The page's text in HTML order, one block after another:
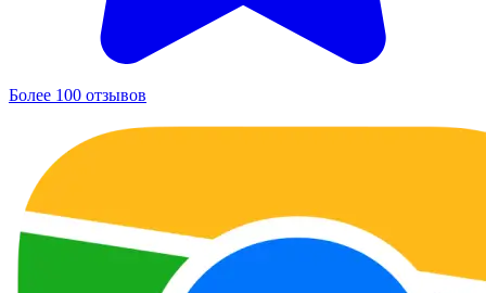
Более 100 отзывов